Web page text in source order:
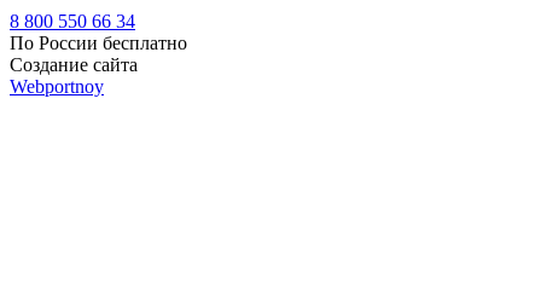
8 800 550 66 34
По России бесплатно
Создание сайта
Webportnoy